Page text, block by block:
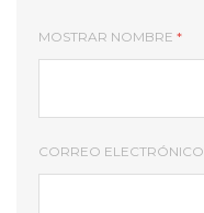
MOSTRAR NOMBRE *
CORREO ELECTRÓNICO